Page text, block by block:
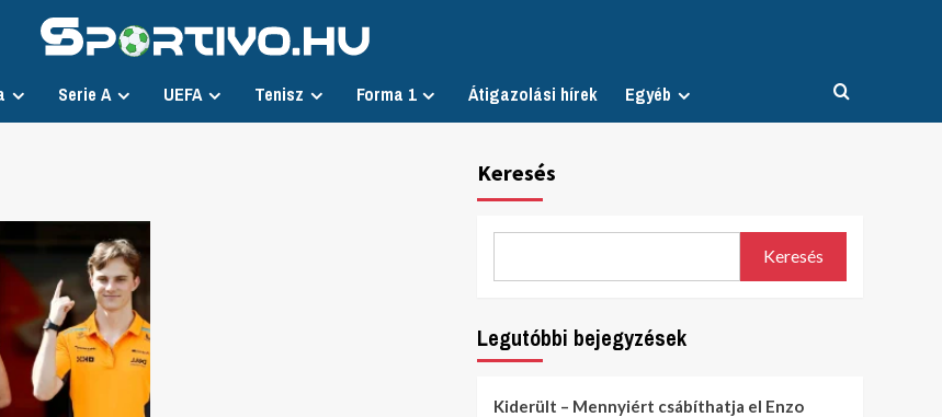
Serie A UEFA Tenisz Forma 1 Átigazolási hírek Egyéb
Keresés
Keresés
Legutóbbi bejegyzések
Kiderült – Mennyiért csábíthatja el Enzo